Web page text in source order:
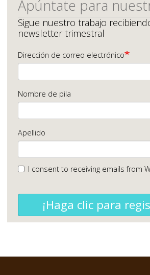
Apúntate para
Sigue nuestro trabajo
newsletter trimestral
Dirección de correo electrónico
Nombre de pila
Apellido
I consent to receiving emails from
¡Haga clic para